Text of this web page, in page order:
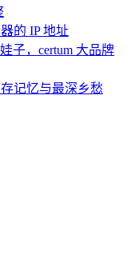
的 IP 地址
子，certum 大品牌
记忆与最深乡愁